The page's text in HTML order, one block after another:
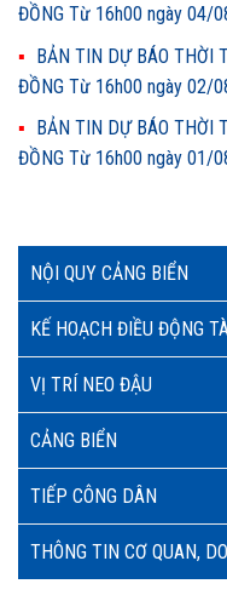
NỘI QUY CẢNG BIỂN
KẾ HOẠCH ĐIỀU ĐỘNG
VỊ TRÍ NEO ĐẬU
CẢNG BIỂN
TIẾP CÔNG DÂN
THÔNG TIN CƠ QUAN,
ĐỒNG Từ 16h00 ngày 04/
BẢN TIN DỰ BÁO THỜI
ĐỒNG Từ 16h00 ngày 02/
BẢN TIN DỰ BÁO THỜI
ĐỒNG Từ 16h00 ngày 01/